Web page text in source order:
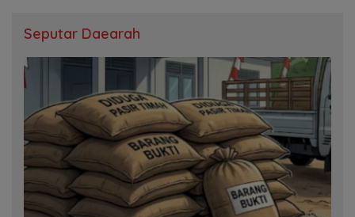
Seputar Daearah